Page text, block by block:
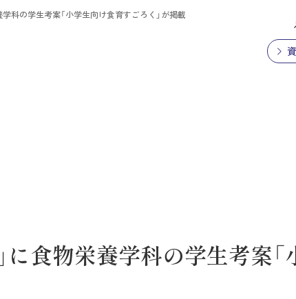
科の学生考案「小学生向け食育すごろく」が掲載
に食物栄養学科の学生考案